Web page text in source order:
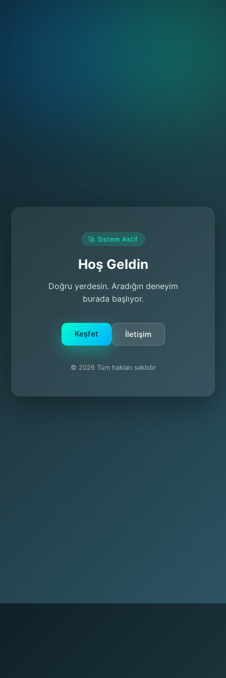
🚀 Sistem Aktif
Hoş Geldin
Doğru yerdesin. Aradığın deneyim
burada başlıyor.
Keşfet İletişim
© 2026 Tüm hakları saklıdır